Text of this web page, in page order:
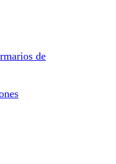
de